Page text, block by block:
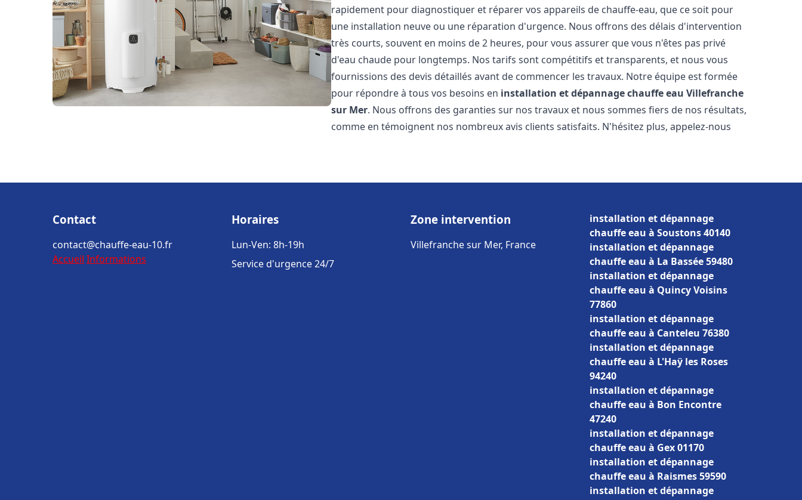
rapidement pour diagnostiquer et réparer vos appareils de chauffe-eau, que ce soit pour
une installation neuve ou une réparation d'urgence. Nous offrons des délais d'intervention
très courts, souvent en moins de 2 heures, pour vous assurer que vous n'êtes pas privé
d'eau chaude pour longtemps. Nos tarifs sont compétitifs et transparents, et nous vous
fournissions des devis détaillés avant de commencer les travaux. Notre équipe est formée
pour répondre à tous vos besoins en installation et dépannage chauffe eau Villefranche
sur Mer. Nous offrons des garanties sur nos travaux et nous sommes fiers de nos résultats,
comme en témoignent nos nombreux avis clients satisfaits. N'hésitez plus, appelez-nous
Contact
contact@chauffe-eau-10.fr
Accueil Informations
Horaires
Lun-Ven: 8h-19h
Service d'urgence 24/7
Zone intervention
Villefranche sur Mer, France
installation et dépannage
chauffe eau à Soustons 40140
installation et dépannage
chauffe eau à La Bassée 59480
installation et dépannage
chauffe eau à Quincy Voisins
77860
installation et dépannage
chauffe eau à Canteleu 76380
installation et dépannage
chauffe eau à L'Haÿ les Roses
94240
installation et dépannage
chauffe eau à Bon Encontre
47240
installation et dépannage
chauffe eau à Gex 01170
installation et dépannage
chauffe eau à Raismes 59590
installation et dépannage